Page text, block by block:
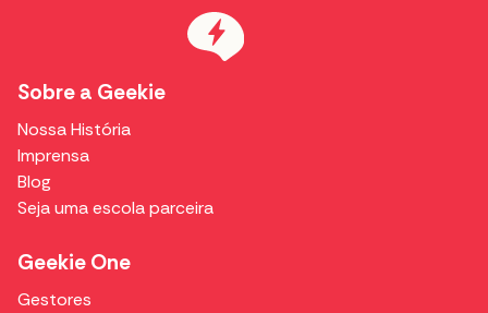
Sobre a Geekie
Nossa História
Imprensa
Blog
Seja uma escola parceira
Geekie One
Gestores